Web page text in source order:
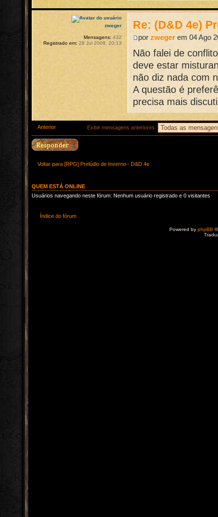
Re: (D&D 4e)
porzweger em 04 Ago
Não falei de
deve estar
não diz nada com
A questão é
precisa mais
zweger
Mensagens: 432
Registrado em: 28 Jul 2008, 20:13
Anterior Exibir mensagens anteriores:
Voltar para [RPG] Prelúdio de Inverno - D&D 4e
QUEM ESTÁ ONLINE
Usuários navegando neste fórum: Nenhum usuário registrado e 0 visitantes
Índice do fórum
Powered by phpBB